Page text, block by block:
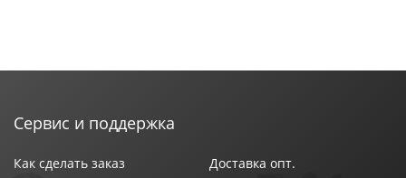
Сервис и поддержка
Как сделать заказ Доставка опт.